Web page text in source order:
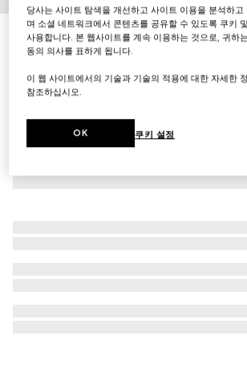
2
[구찌 블룸] 오 드 퍼퓸 인텐스, 100ml
₩289,000
당사는 사이트 탐색을 개선하고 사이트 이용을 분석하
며 소셜 네트워크에서 콘텐츠를 공유할 수 있도록 쿠키
사용합니다. 본 웹사이트를 계속 이용하는 것으로, 귀하
동의 의사를 표하게 됩니다.
이 웹 사이트에서의 기술과 기술의 적용에 대한 자세한
참조하십시오.
쿠키 설정
OK